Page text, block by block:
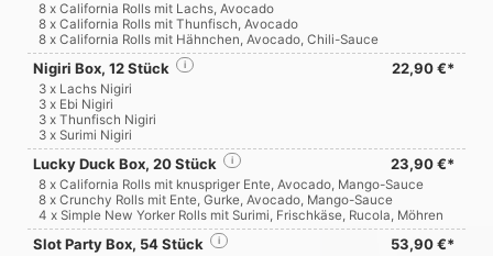
8 x California Rolls mit Lachs, Avocado
8 x California Rolls mit Thunfisch, Avocado
8 x California Rolls mit Hähnchen, Avocado, Chili-Sauce
Nigiri Box, 12 Stück 22,90 €*
i
3 x Lachs Nigiri
3 x Ebi Nigiri
3 x Thunfisch Nigiri
3 x Surimi Nigiri
Lucky Duck Box, 20 Stück 23,90 €*
i
8 x California Rolls mit knuspriger Ente, Avocado, Mango-Sauce
8 x Crunchy Rolls mit Ente, Gurke, Avocado, Mango-Sauce
4 x Simple New Yorker Rolls mit Surimi, Frischkäse, Rucola, Möhren
Slot Party Box, 54 Stück 53,90 €*
i